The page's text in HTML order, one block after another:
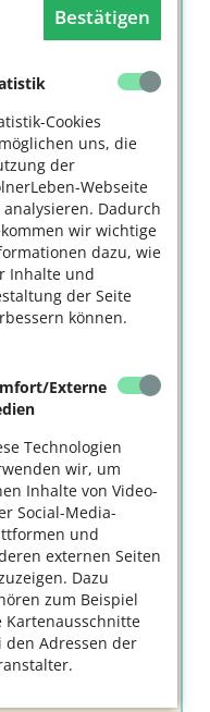
Bestätigen
Cookies
uns, die
der
Webseite
analysieren. Dadurch
wir wichtige
dazu, wie
Inhalte und
der Seite
können.
Externe
Technologien
wir, um
Inhalte von Video-
Social-Media-
und
externen Seiten
Dazu
zum Beispiel
Kartenausschnitte
den Adressen der
Seide
von
aus Bambus